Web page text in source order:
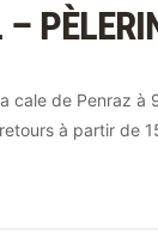
cale de Penraz
à partir de